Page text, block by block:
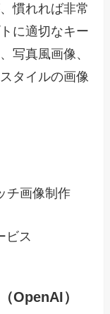
慣れれば非常
に適切なキー
写真風画像、
タイルの画像
チ画像制作
ビス
OpenAI）